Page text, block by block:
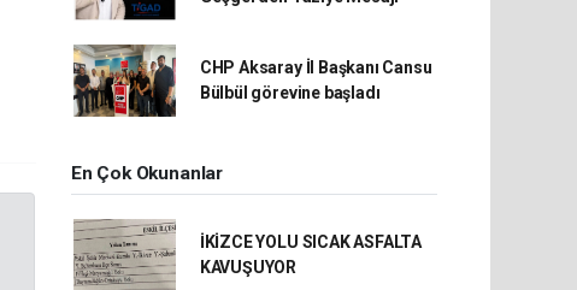
CHP Aksaray İl Başkanı Cansu
Bülbül görevine başladı
En Çok Okunanlar
İKİZCE YOLU SICAK ASFALTA
KAVUŞUYOR